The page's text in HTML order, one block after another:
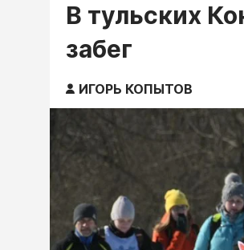
В тульских
забег
ИГОРЬ КОПЫТОВ